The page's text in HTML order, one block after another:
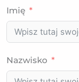
Imię
Nazwisko